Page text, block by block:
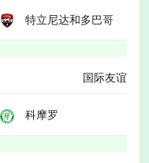
特立尼达和多巴哥
国际友谊
科摩罗